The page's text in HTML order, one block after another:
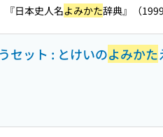
『日本史人名よみかた辞典』（
セット : とけいのよみかた